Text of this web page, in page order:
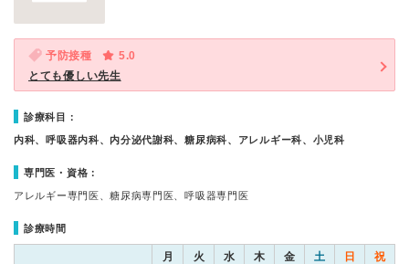
予防接種
5.0
とても優しい先生
診療科目：
内科、呼吸器内科、内分泌代謝科、糖尿病科、アレルギー科、小児科
専門医・資格：
アレルギー専門医、糖尿病専門医、呼吸器専門医
診療時間
月 火 水 木 金 土 日 祝